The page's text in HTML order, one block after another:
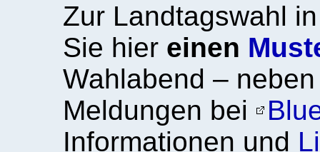
Zur Landtagswahl
Sie hier einen
Wahlabend –
Meldungen bei
Informationen und